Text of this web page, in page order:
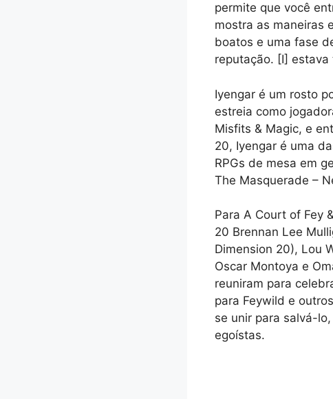
permite que você
mostra as maneiras
boatos e uma fase
reputação. [I]
Iyengar é um rosto
estreia como
Misfits & Magic, e
20, Iyengar é uma
RPGs de mesa em
The Masquerade –
Para A Court of Fey
20 Brennan Lee
Dimension 20), Lou
Oscar Montoya e
reuniram para
para Feywild e
se unir para salvá-
egoístas.